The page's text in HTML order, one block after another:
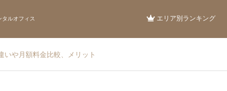
ルオフィス エリア別ランキング
いや月額料金比較、メリット